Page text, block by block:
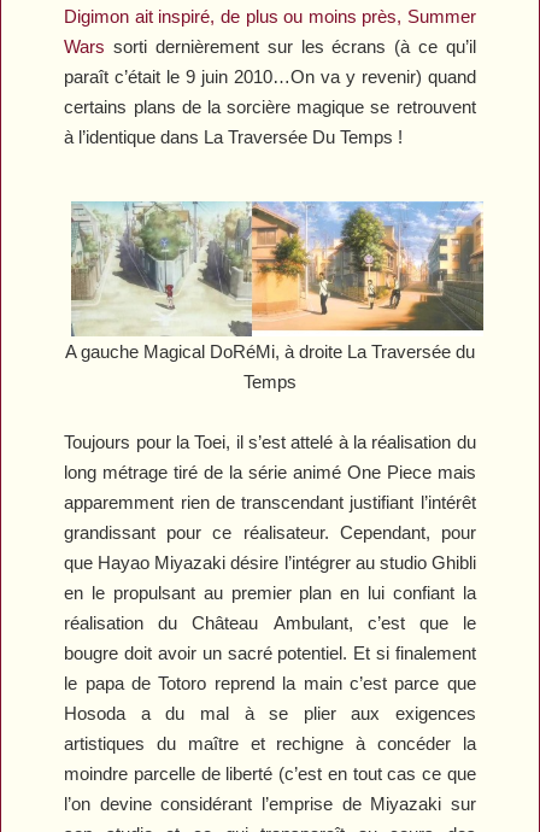
Digimon ait inspiré, de plus ou moins près, Summer
Wars sorti dernièrement sur les écrans (à ce qu’il
paraît c’était le 9 juin 2010…On va y revenir) quand
certains plans de la sorcière magique se retrouvent
à l’identique dans La Traversée Du Temps !
A gauche Magical DoRéMi, à droite La Traversée du
Temps
Toujours pour la Toei, il s’est attelé à la réalisation du
long métrage tiré de la série animé One Piecemais
apparemment rien de transcendant justifiant l’intérêt
grandissant pour ce réalisateur. Cependant, pour
que Hayao Miyazaki désire l’intégrer au studio Ghibli
en le propulsant au premier plan en lui confiant la
réalisation duChâteau Ambulant, c’est que le
bougre doit avoir un sacré potentiel. Et si finalement
le papa de Totoro reprend la main c’est parce que
Hosoda a du mal à se plier aux exigences
artistiques du maître et rechigne à concéder la
moindre parcelle de liberté (c’est en tout cas ce que
l’on devine considérant l’emprise de Miyazaki sur